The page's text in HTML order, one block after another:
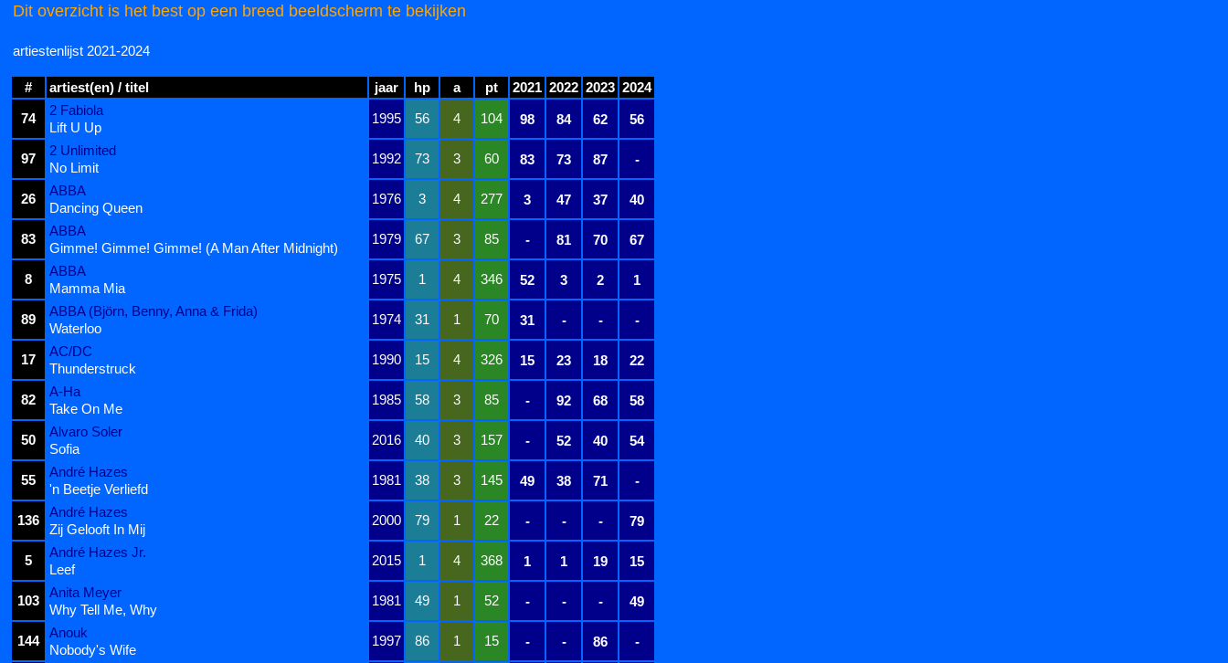
Dit overzicht is het best op een breed beeldscherm te bekijken
artiestenlijst 2021-2024
# artiest(en) / titel jaar hp a pt 2021 2022 2023 2024
74
2 Fabiola
1995 56 4 104 98 84 62 56
Lift U Up
97
2 Unlimited
1992 73 3 60 83 73 87 -
No Limit
26
ABBA
1976 3 4 277 3 47 37 40
Dancing Queen
83
ABBA
1979 67 3 85 - 81 70 67
Gimme! Gimme! Gimme! (A Man After Midnight)
8
ABBA
1975 1 4 346 52 3 2 1
Mamma Mia
89
ABBA (Björn, Benny, Anna & Frida)
1974 31 1 70 31 - - -
Waterloo
17
AC/DC
1990 15 4 326 15 23 18 22
Thunderstruck
82
A-Ha
1985 58 3 85 - 92 68 58
Take On Me
50
Alvaro Soler
2016 40 3 157 - 52 40 54
Sofia
55
André Hazes
1981 38 3 145 49 38 71 -
'n Beetje Verliefd
136
André Hazes
2000 79 1 22 - - - 79
Zij Gelooft In Mij
5
André Hazes Jr.
2015 1 4 368 1 1 19 15
Leef
103
Anita Meyer
1981 49 1 52 - - - 49
Why Tell Me, Why
144
Anouk
1997 86 1 15 - - 86 -
Nobody's Wife